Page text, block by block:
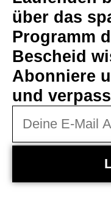
über das
Programm
Bescheid
Abonniere
und